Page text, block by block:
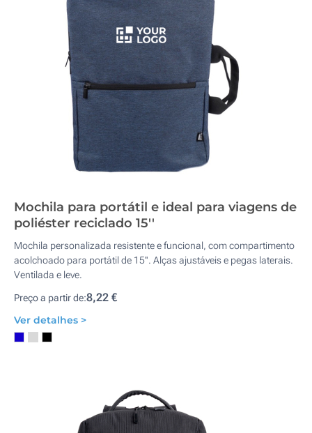
Mochila para portátil e ideal para viagens de
poliéster reciclado 15''
Mochila personalizada resistente e funcional, com compartimento
acolchoado para portátil de 15''. Alças ajustáveis e pegas laterais.
Ventilada e leve.
Preço a partir de:8,22 €
Ver detalhes >